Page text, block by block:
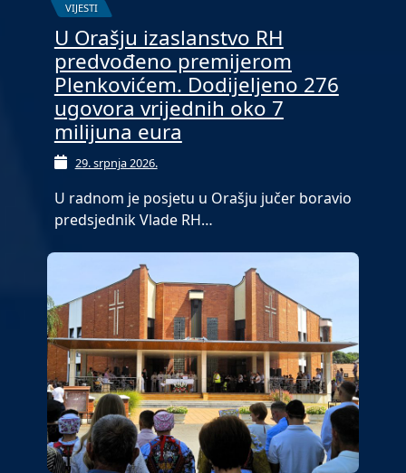
VIJESTI
U Orašju izaslanstvo RH
predvođeno premijerom
Plenkovićem. Dodijeljeno 276
ugovora vrijednih oko 7
milijuna eura
29. srpnja 2026.
U radnom je posjetu u Orašju jučer boravio
predsjednik Vlade RH…